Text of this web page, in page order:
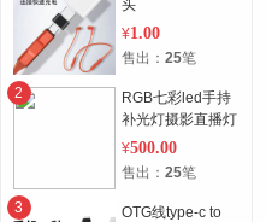
头
¥1.00
售出： 25笔
2
RGB七彩led手持
补光灯摄影直播灯
¥500.00
售出： 25笔
3
OTG线type-c to